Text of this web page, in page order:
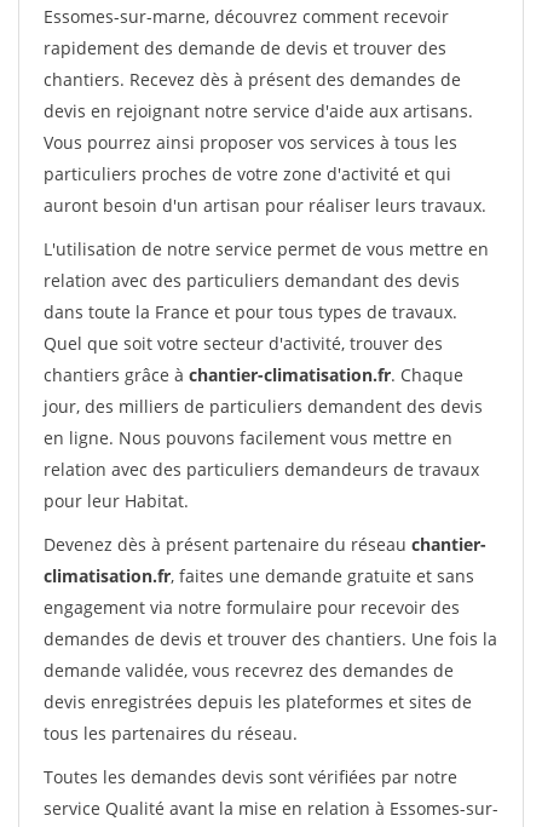
Essomes-sur-marne, découvrez comment recevoir
rapidement des demande de devis et trouver des
chantiers. Recevez dès à présent des demandes de
devis en rejoignant notre service d'aide aux artisans.
Vous pourrez ainsi proposer vos services à tous les
particuliers proches de votre zone d'activité et qui
auront besoin d'un artisan pour réaliser leurs travaux.
L'utilisation de notre service permet de vous mettre en
relation avec des particuliers demandant des devis
dans toute la France et pour tous types de travaux.
Quel que soit votre secteur d'activité, trouver des
chantiers grâce à chantier-climatisation.fr. Chaque
jour, des milliers de particuliers demandent des devis
en ligne. Nous pouvons facilement vous mettre en
relation avec des particuliers demandeurs de travaux
pour leur Habitat.
Devenez dès à présent partenaire du réseau chantier-
climatisation.fr, faites une demande gratuite et sans
engagement via notre formulaire pour recevoir des
demandes de devis et trouver des chantiers. Une fois la
demande validée, vous recevrez des demandes de
devis enregistrées depuis les plateformes et sites de
tous les partenaires du réseau.
Toutes les demandes devis sont vérifiées par notre
service Qualité avant la mise en relation à Essomes-sur-